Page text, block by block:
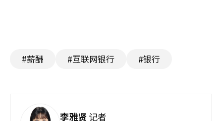
#薪酬 #互联网银行 #银行
李雅贤记者